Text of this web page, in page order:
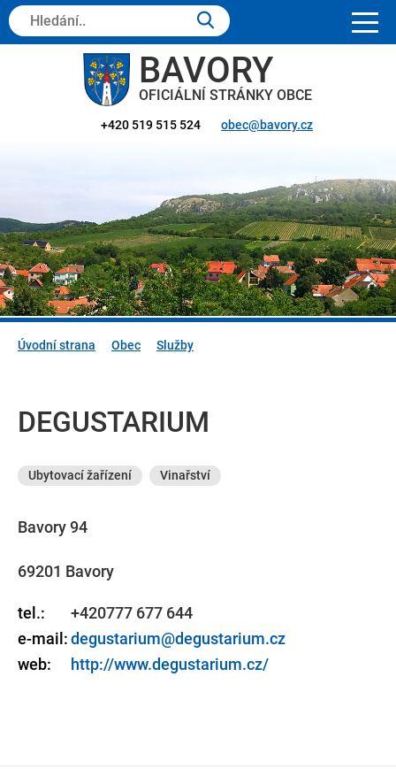
BAVORY
OFICIÁLNÍ STRÁNKY OBCE
+420 519 515 524 obec@bavory.cz
Hledaný
text:
Úvodní strana Obec Služby
DEGUSTARIUM
Ubytovací žařízení Vinařství
Bavory 94
69201 Bavory
tel.:
+420777 677 644
e-mail:degustarium@degustarium.cz
web:
http://www.degustarium.cz/